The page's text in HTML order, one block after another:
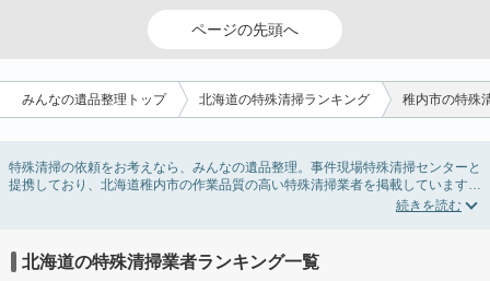
ページの先頭へ
みんなの遺品整理トップ 北海道の特殊清掃ランキング 稚内市の特殊
特殊清掃の依頼をお考えなら、みんなの遺品整理。事件現場特殊清掃センターと
提携しており、北海道稚内市の作業品質の高い特殊清掃業者を掲載しています。
孤独死・孤立死に伴う不用品の処分・回収・引き取りから、事件・事故・自殺現
ムによる原状回復・オゾン脱臭機による腐敗臭などの臭いの脱臭・消臭サービス
など絞り込み条件を利用し検索してみましょう。
北海道の特殊清掃業者ランキング一覧